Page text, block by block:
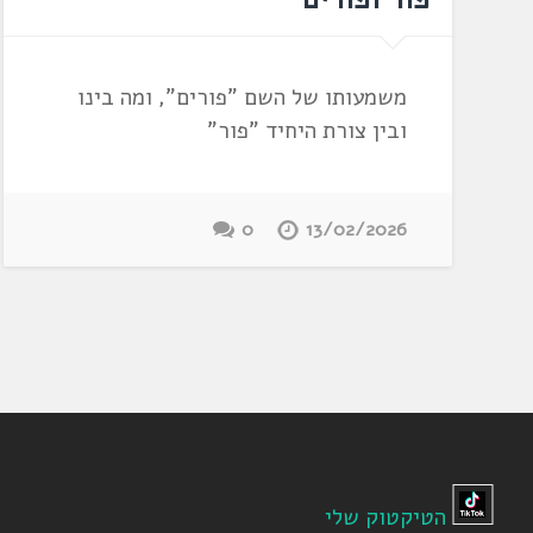
משמעותו של השם "פורים", ומה בינו
ובין צורת היחיד "פור"
13/02/2026
0
הטיקטוק שלי